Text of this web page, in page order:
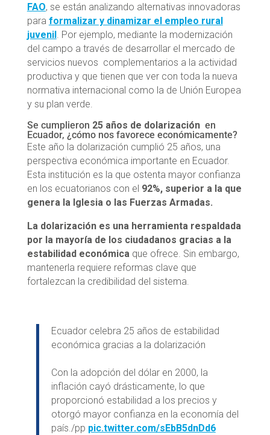
FAO, se están analizando alternativas innovadoras
para formalizar y dinamizar el empleo rural
juvenil. Por ejemplo, mediante la modernización
del campo a través de desarrollar el mercado de
servicios nuevos complementarios a la actividad
productiva y que tienen que ver con toda la nueva
normativa internacional como la de Unión Europea
y su plan verde.
Se cumplieron 25 años de dolarizaciónen
Ecuador, ¿cómo nos favorece económicamente?
Este año la dolarización cumplió 25 años, una
perspectiva económica importante en Ecuador.
Esta institución es la que ostenta mayor confianza
en los ecuatorianos con el 92%, superior a la que
genera la Iglesia o las Fuerzas Armadas.
La dolarización es una herramienta respaldada
por la mayoría de los ciudadanos gracias a la
estabilidad económica que ofrece. Sin embargo,
mantenerla requiere reformas clave que
fortalezcan la credibilidad del sistema.
Ecuador celebra 25 años de estabilidad
económica gracias a la dolarización
Con la adopción del dólar en 2000, la
inflación cayó drásticamente, lo que
proporcionó estabilidad a los precios y
otorgó mayor confianza en la economía del
país./pp pic.twitter.com/sEbB5dnDd6